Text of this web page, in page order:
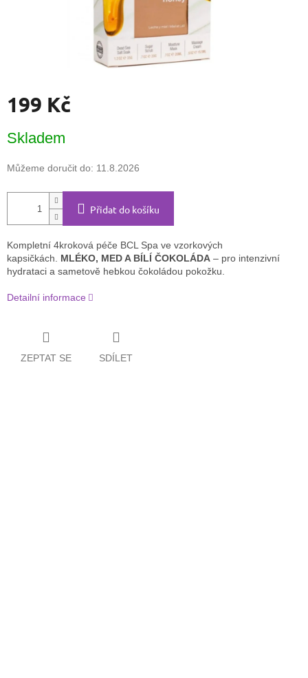
199 Kč
cena:
Skladem
Můžeme doručit do: 11.8.2026
Přidat do košíku
Kompletní 4kroková péče BCL Spa ve vzorkových
kapsičkách. MLÉKO, MED A BÍLÍ ČOKOLÁDA – pro intenzivní
hydrataci a sametově hebkou čokoládou pokožku.
Detailní informace
ZEPTAT SE SDÍLET